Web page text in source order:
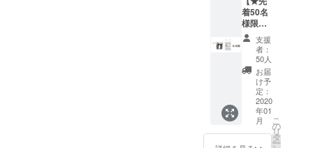
ジェク
トはAll
or
Nothing
（達成
後支援
型）で
す。 目
標を達
成した
場合の
みリ
■本プロ
ジェク
トはAll
or
Nothing
（達成
後支援
型）で
す。 目
標を達
成した
場合の
みリ
ate /
White) *
スペア
吸盤 +
吸着
パット
含め ■
サイズ
「ワイ
ズホル
ダー
MINI」 :
着50名
様限
定】 ワ
イズホ
ルダー
MINI +
ワイズ
袋（20
枚）
セット
※送料無
料 ■内
支援
者：
50人
お届
け予
定：
2020
年01
月
こ
の
リ
タ
ー